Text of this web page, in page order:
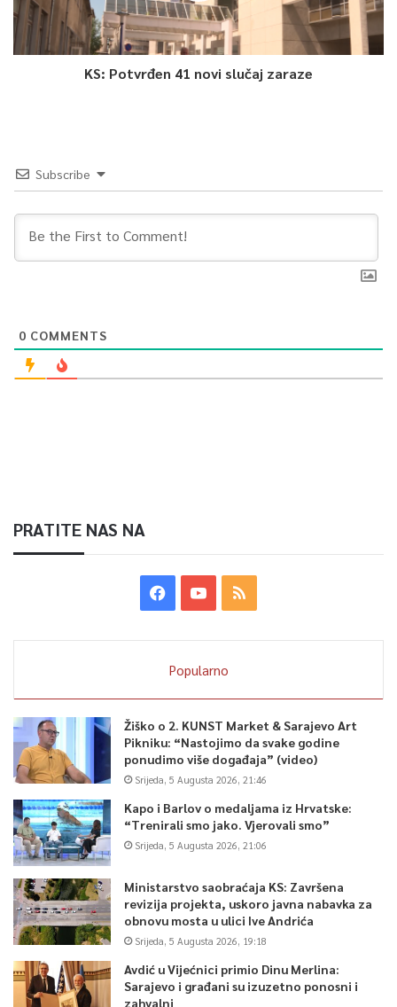
Pokrovitelji su: Općina Stari Grad, Ministarstvo kulture i sporta
Kantona Sarajevo, gradska uprava, BH Telecom, Sara, Tuborg,
Aperol Spritz, Mondoco travel, Elit nutrition i Oxygen.
KS: Potvrđen 41 novi slučaj zaraze
Subscribe
0 COMMENTS
PRATITE NAS NA
Popularno
Žiško o 2. KUNST Market & Sarajevo Art
Pikniku: “Nastojimo da svake godine
ponudimo više događaja” (video)
Srijeda, 5 Augusta 2026, 21:46
Kapo i Barlov o medaljama iz Hrvatske:
“Trenirali smo jako. Vjerovali smo”
Srijeda, 5 Augusta 2026, 21:06
Ministarstvo saobraćaja KS: Završena
revizija projekta, uskoro javna nabavka za
obnovu mosta u ulici Ive Andrića
Srijeda, 5 Augusta 2026, 19:18
Avdić u Vijećnici primio Dinu Merlina:
Sarajevo i građani su izuzetno ponosni i
zahvalni